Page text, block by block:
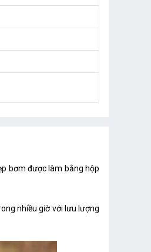
bơm được làm bằng hộp
nhiều giờ với lưu lượng